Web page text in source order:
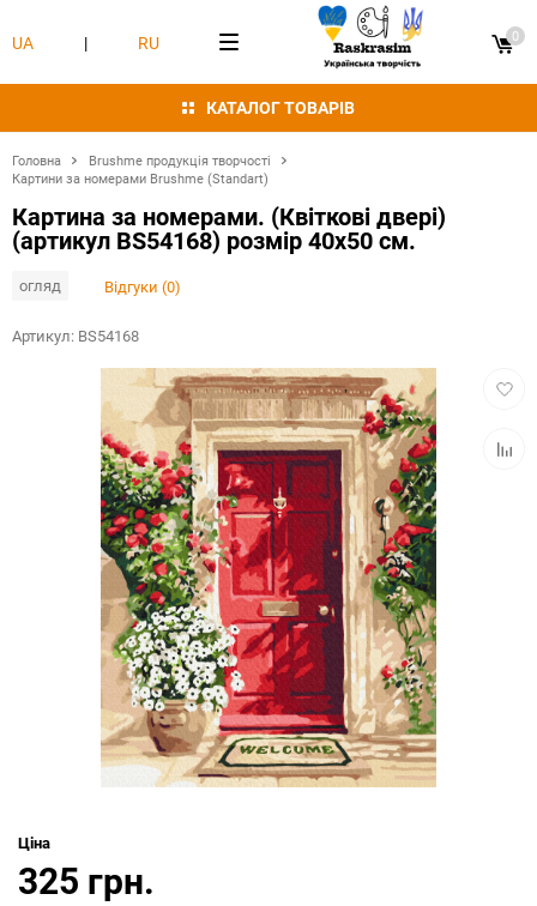
КАТАЛОГ ТОВАРІВ
UA | RU 0
Головна
Brushme продукція творчості
Картини за номерами Brushme (Standart)
Картина за номерами. (Квіткові двері)
(артикул BS54168) розмір 40x50 см.
огляд Відгуки (0)
Артикул: BS54168
Ціна
325 грн.